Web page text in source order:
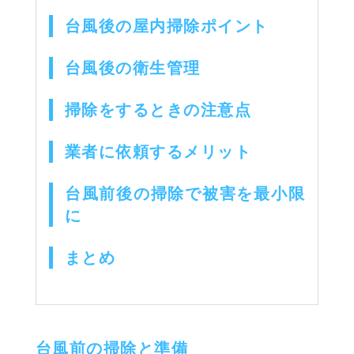
台風後の屋内掃除ポイント
台風後の衛生管理
掃除をするときの注意点
業者に依頼するメリット
台風前後の掃除で被害を最小限
に
まとめ
台風前の掃除と準備